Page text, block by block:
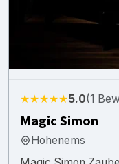
★★★★★5.0(1
Magic Simon
Hohenems